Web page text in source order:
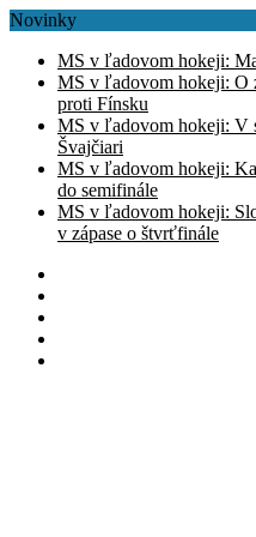
Novinky
MS v ľadovom hokeji:
MS v ľadovom hokeji: O
proti Fínsku
MS v ľadovom hokeji: V
Švajčiari
MS v ľadovom hokeji:
do semifinále
MS v ľadovom hokeji:
v zápase o štvrťfinále